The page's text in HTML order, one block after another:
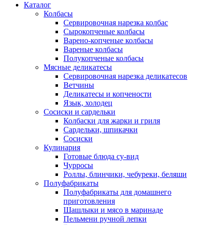
Каталог
Колбасы
Сервировочная нарезка колбас
Сырокопченые колбасы
Варено-копченые колбасы
Вареные колбасы
Полукопченые колбасы
Мясные деликатесы
Сервировочная нарезка деликатесов
Ветчины
Деликатесы и копчености
Язык, холодец
Сосиски и сардельки
Колбаски для жарки и гриля
Сардельки, шпикачки
Сосиски
Кулинария
Готовые блюда су-вид
Чурросы
Роллы, блинчики, чебуреки, беляши
Полуфабрикаты
Полуфабрикаты для домашнего
приготовления
Шашлыки и мясо в маринаде
Пельмени ручной лепки